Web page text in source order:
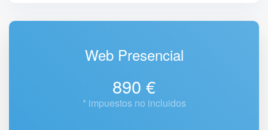
Web Presencial
890 €
* impuestos no incluidos